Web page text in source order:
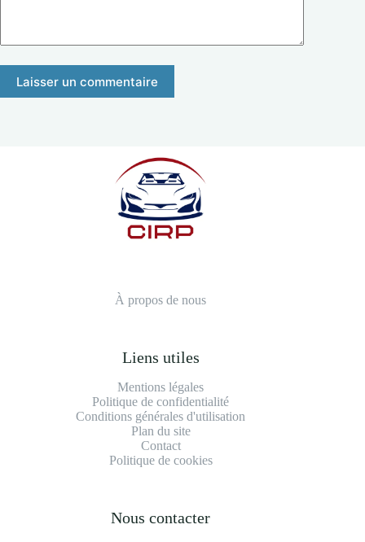
Laisser un commentaire
À propos de nous
Liens utiles
Mentions légales
Politique de confidentialité
Conditions générales d'utilisation
Plan du site
Contact
Politique de cookies
Nous contacter